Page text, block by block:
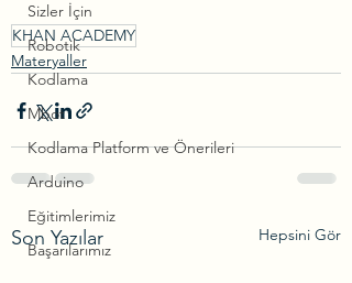
Sizler İçin
Robotik
Kodlama
Mbot
Kodlama Platform ve Önerileri
Arduino
Eğitimlerimiz
Başarılarımız
KHAN ACADEMY
Materyaller
Son Yazılar Hepsini Gör